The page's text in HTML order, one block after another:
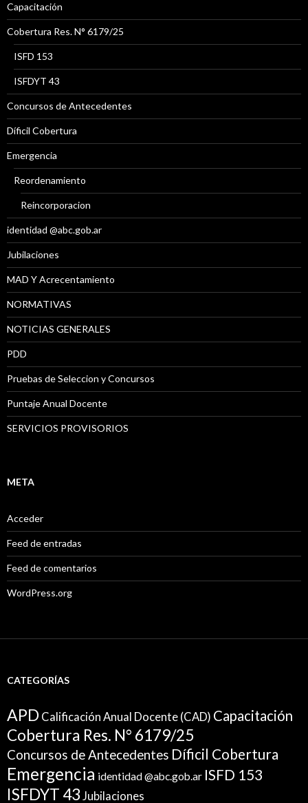
Capacitación
Cobertura Res. N° 6179/25
ISFD 153
ISFDYT 43
Concursos de Antecedentes
Díficil Cobertura
Emergencia
Reordenamiento
Reincorporacion
identidad @abc.gob.ar
Jubilaciones
MAD Y Acrecentamiento
NORMATIVAS
NOTICIAS GENERALES
PDD
Pruebas de Seleccion y Concursos
Puntaje Anual Docente
SERVICIOS PROVISORIOS
META
Acceder
Feed de entradas
Feed de comentarios
WordPress.org
CATEGORÍAS
APD Calificación Anual Docente (CAD) Capacitación
Cobertura Res. N° 6179/25
Concursos de Antecedentes Díficil Cobertura
Emergencia identidad @abc.gob.ar ISFD 153
ISFDYT 43 Jubilaciones